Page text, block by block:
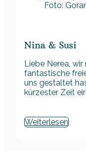
Foto:
Nina & Susi
Liebe Nerea,
fantastische
uns gestaltet
kürzester Zeit
Weiterlesen